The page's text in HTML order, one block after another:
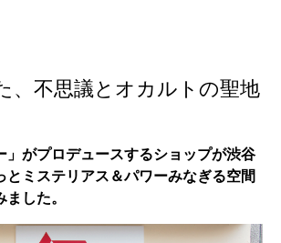
、不思議とオカルトの聖地
」がプロデュースするショップが渋谷
ミステリアス＆パワーみなぎる空間
した。